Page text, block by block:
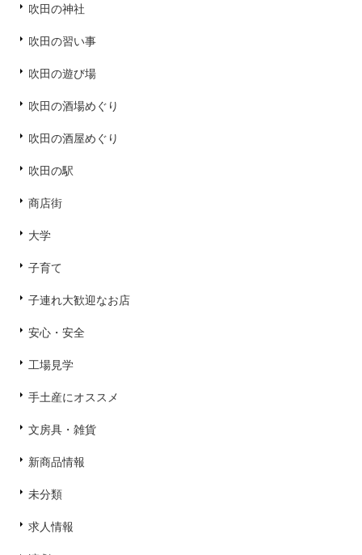
吹田の神社
吹田の習い事
吹田の遊び場
吹田の酒場めぐり
吹田の酒屋めぐり
吹田の駅
商店街
大学
子育て
子連れ大歓迎なお店
安心・安全
工場見学
手土産にオススメ
文房具・雑貨
新商品情報
未分類
求人情報